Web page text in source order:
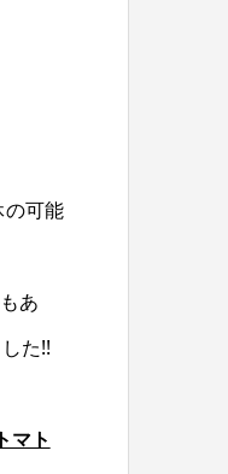
の可能
あ
た!!
トマト